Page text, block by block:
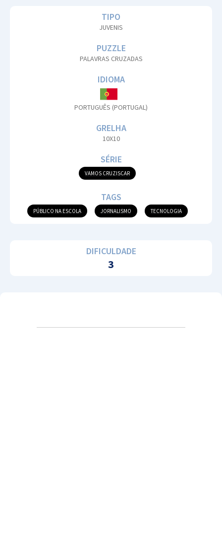
TIPO
JUVENIS
PUZZLE
PALAVRAS CRUZADAS
IDIOMA
PORTUGUÊS (PORTUGAL)
GRELHA
10X10
SÉRIE
VAMOS CRUZISCAR
TAGS
PÚBLICO NA ESCOLA JORNALISMO TECNOLOGIA
DIFICULDADE
3